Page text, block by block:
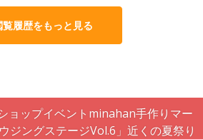
覧履歴をもっと見る
ョップイベントminahan手作りマー
ジングステージVol.6」近くの夏祭り